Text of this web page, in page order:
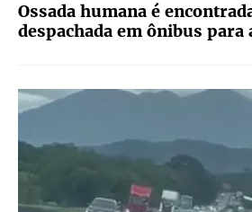
Ossada humana é
despachada em ônibus para